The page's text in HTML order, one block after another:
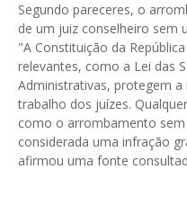
Segundo pareceres, o
de um juiz conselheiro sem
"A Constituição da
relevantes, como a Lei das
Administrativas, protegem a
trabalho dos juízes.
como o arrombamento
considerada uma infração
afirmou uma fonte